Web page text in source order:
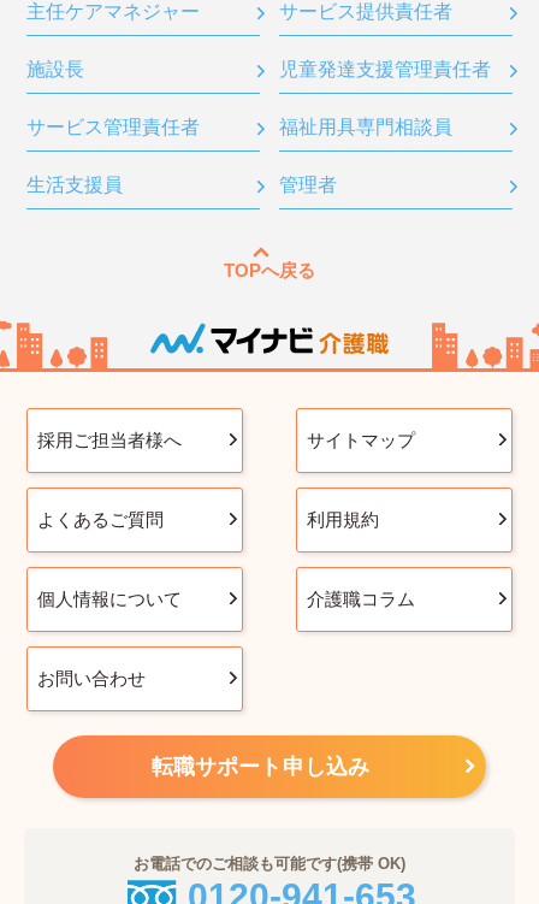
主任ケアマネジャー サービス提供責任者
施設長 児童発達支援管理責任者
サービス管理責任者 福祉用具専門相談員
生活支援員 管理者
TOPへ戻る
採用ご担当者様へ サイトマップ
よくあるご質問 利用規約
個人情報について 介護職コラム
お問い合わせ
転職サポート申し込み
お電話でのご相談も可能です(携帯 OK)